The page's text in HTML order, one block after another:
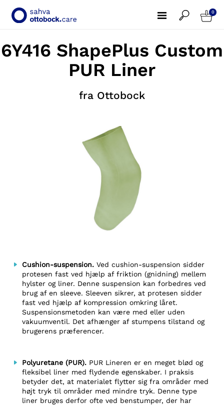
0
6Y416 ShapePlus Custom
PUR Liner
fra Ottobock
Cushion-suspension.Ved cushion-suspension sidder
protesen fast ved hjælp af friktion (gnidning) mellem
hylster og liner. Denne suspension kan forbedres ved
brug af en sleeve. Sleeven sikrer, at protesen sidder
fast ved hjælp af kompression omkring låret.
Suspensionsmetoden kan være med eller uden
vakuumventil. Det afhænger af stumpens tilstand og
brugerens præferencer.
Polyuretane (PUR). PUR Lineren er en meget blød og
fleksibel liner med flydende egenskaber. I praksis
betyder det, at materialet flytter sig fra områder med
højt tryk til områder med mindre tryk. Denne type
liner bruges derfor ofte ved benstumper, der har